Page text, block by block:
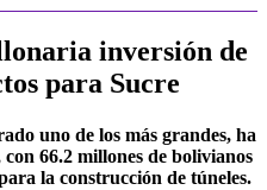
inversión de
para Sucre
uno de los más grandes, ha
66.2 millones de bolivianos
la construcción de túneles.